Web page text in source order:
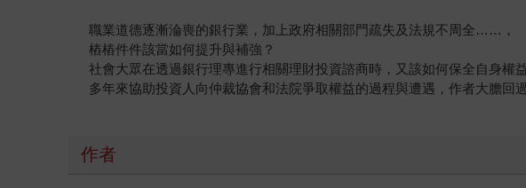
職業道德逐漸淪喪的銀行業，加上政府相關部門疏失及法規不周全……，
樁樁件件該當如何提升與補強？
社會大眾在透過銀行理專進行相關理財投資諮商時，又該如何保全自身權
多年來協助投資人向仲裁協會和法院爭取權益的過程與遭遇，作者大膽
作者